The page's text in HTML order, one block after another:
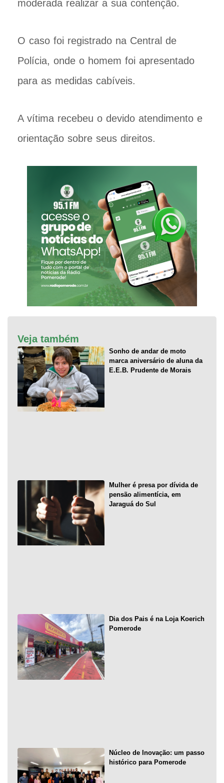
moderada realizar a sua contenção.
O caso foi registrado na Central de
Polícia, onde o homem foi apresentado
para as medidas cabíveis.
A vítima recebeu o devido atendimento e
orientação sobre seus direitos.
Veja também
Sonho de andar de moto
marca aniversário de aluna da
E.E.B. Prudente de Morais
Mulher é presa por dívida de
pensão alimentícia, em
Jaraguá do Sul
Dia dos Pais é na Loja Koerich
Pomerode
Núcleo de Inovação: um passo
histórico para Pomerode